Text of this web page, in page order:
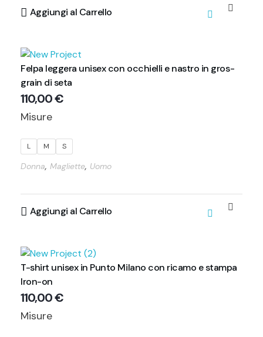
Aggiungi al Carrello
Felpa leggera unisex con occhielli e nastro in gros-
grain di seta
110,00€
Misure
L M S
Donna, Magliette, Uomo
Aggiungi al Carrello
T-shirt unisex in Punto Milano con ricamo e stampa
Iron-on
110,00€
Misure